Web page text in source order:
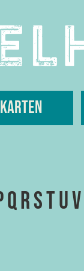
Karten
QRSTUV